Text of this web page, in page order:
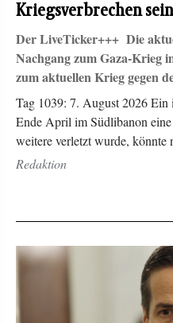
Kriegsverbrechen sein
Der LiveTicker+++ Die
Nachgang zum Gaza-Krieg
zum aktuellen Krieg gegen
Tag 1039: 7. August 2026
Ende April im Südlibanon
weitere verletzt wurde,
Redaktion